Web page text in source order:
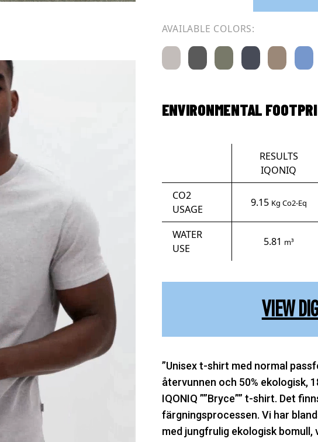
AVAILABLE COLORS:
ENVIRONMENTAL
RESULTS
IQONIQ
CO2
USAGE
9.15 Kg Co2-Eq
WATER
USE
5.81 m³
VIEW
”Unisex t-shirt med normal
återvunnen och 50% ekologisk,
IQONIQ ””Bryce”” t-shirt. Det
färgningsprocessen. Vi har
med jungfrulig ekologisk